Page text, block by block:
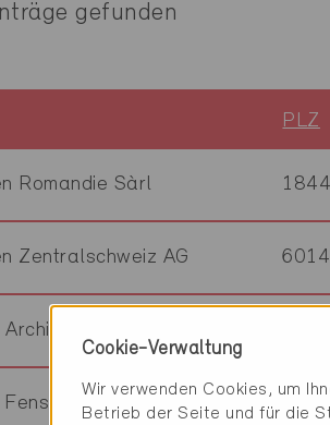
gefunden
PLZ
Romandie Sàrl 1844
Zentralschweiz AG 6014
AG
AG 5600
Cookie-Verwaltung
Wir verwenden Cookies, um
Betrieb der Seite und für die